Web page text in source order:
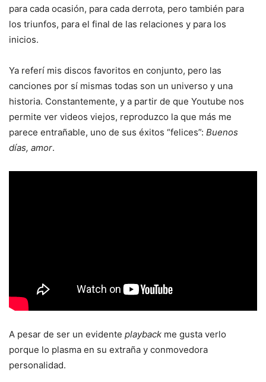
para cada ocasión, para cada derrota, pero también para
los triunfos, para el final de las relaciones y para los
inicios.
Ya referí mis discos favoritos en conjunto, pero las
canciones por sí mismas todas son un universo y una
historia. Constantemente, y a partir de que Youtube nos
permite ver videos viejos, reproduzco la que más me
parece entrañable, uno de sus éxitos “felices”: Buenos
días, amor.
A pesar de ser un evidente playback me gusta verlo
porque lo plasma en su extraña y conmovedora
personalidad.